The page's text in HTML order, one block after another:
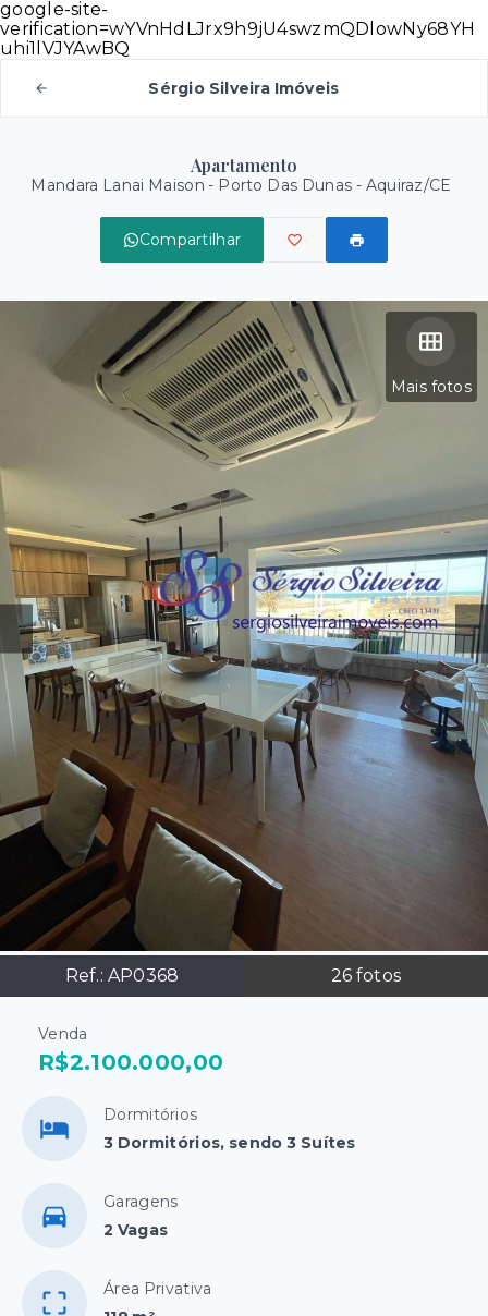
google-site-
verification=wYVnHdLJrx9h9jU4swzmQDlowNy68YH
uhi1lVJYAwBQ
Sérgio Silveira Imóveis
Apartamento
Mandara Lanai Maison - Porto Das Dunas - Aquiraz/CE
Compartilhar
Mais fotos
Ref.: AP0368 26 fotos
Venda
R$2.100.000,00
Dormitórios
3 Dormitórios, sendo 3 Suítes
Garagens
2 Vagas
Área Privativa